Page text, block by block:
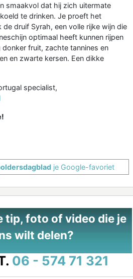
smaakvol dat hij zich uitermate
te drinken. Je proeft het
druif Syrah, een volle rijke wijn die
optimaal heeft kunnen rijpen
fruit, zachte tannines en
en zwarte kersen. Een dikke
specialist,
je Google-favoriet
tip, foto of video die je
wilt delen?
06 - 574 71 321